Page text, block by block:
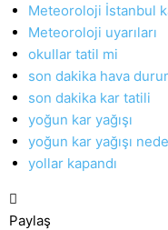
Meteoroloji İstanbul
Meteoroloji uyarıları
okullar tatil mi
son dakika hava
son dakika kar tatili
yoğun kar yağışı
yoğun kar yağışı
yollar kapandı
Paylaş